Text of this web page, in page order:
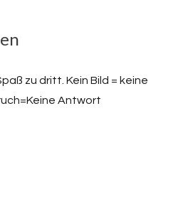
zu dritt. Kein Bild = keine
Antwort